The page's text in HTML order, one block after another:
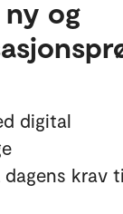
og
digital
krav